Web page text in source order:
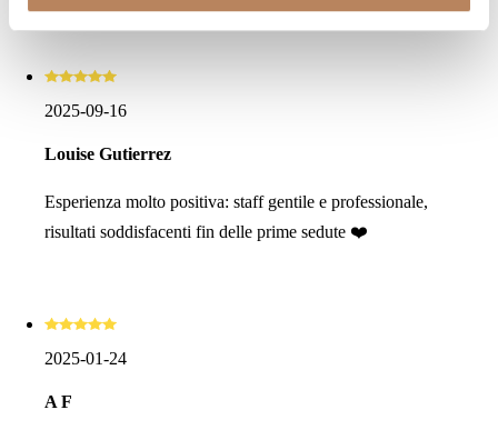
anche raccolti tramite i cookie – (inclusi gli eventuali altri
soggetti destinatari dei dati, i tempi di conservazione dei
2025-09-16
Louise Gutierrez
Esperienza molto positiva: staff gentile e professionale,
risultati soddisfacenti fin delle prime sedute ❤️
2025-01-24
A F